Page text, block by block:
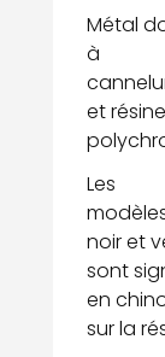
Métal
à
et
Les
noir et
sont
en
sur la